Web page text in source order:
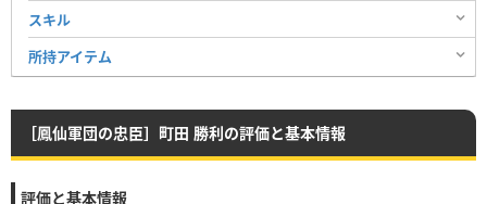
スキル
所持アイテム
［鳳仙軍団の忠臣］町田 勝利の評価と基本情報
評価と基本情報